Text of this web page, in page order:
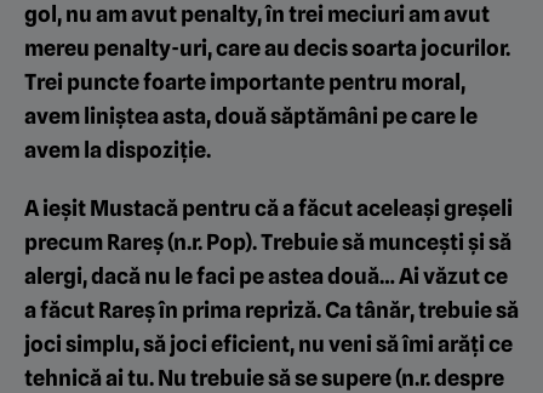
gol, nu am avut penalty, în trei meciuri am avut
mereu penalty-uri, care au decis soarta jocurilor.
Trei puncte foarte importante pentru moral,
avem liniștea asta, două săptămâni pe care le
avem la dispoziție.
A ieșit Mustacă pentru că a făcut aceleași greșeli
precum Rareș (n.r. Pop). Trebuie să muncești și să
alergi, dacă nu le faci pe astea două… Ai văzut ce
a făcut Rareș în prima repriză. Ca tânăr, trebuie să
joci simplu, să joci eficient, nu veni să îmi arăți ce
tehnică ai tu. Nu trebuie să se supere (n.r. despre